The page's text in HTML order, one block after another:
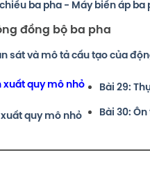
ba pha - Máy biến áp ba
đồng bộ ba pha
sát và mô tả cấu tạo của
xuất quy mô nhỏ
quy mô nhỏ
Bài 29:
Bài 30: